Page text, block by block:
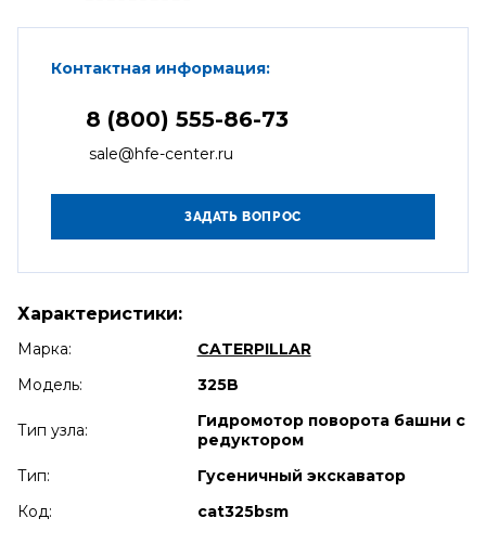
Контактная информация:
8 (800) 555-86-73
sale@hfe-center.ru
Характеристики:
Марка:
CATERPILLAR
Модель:
325B
Тип узла:
Гидромотор поворота башни с
редуктором
Тип:
Гусеничный экскаватор
Код:
cat325bsm